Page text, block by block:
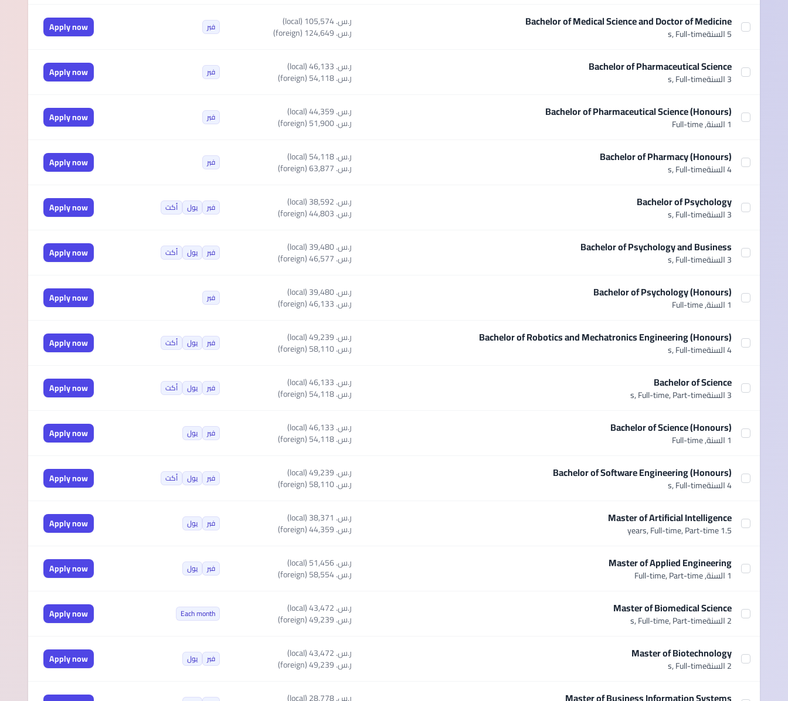
Select course Bachelor of Medical Science and Doctor of Medicine
Bachelor of Medical Science and Doctor of Medicine
5 السنةs, Full-time
ر.س.‏ 105,574 (local)
ر.س.‏ 124,649 (foreign) فبر Apply now
Select course Bachelor of Pharmaceutical Science
Bachelor of Pharmaceutical Science
3 السنةs, Full-time
ر.س.‏ 46,133 (local)
ر.س.‏ 54,118 (foreign) فبر Apply now
Select course Bachelor of Pharmaceutical Science (Honours)
Bachelor of Pharmaceutical Science (Honours)
1 السنة, Full-time
ر.س.‏ 44,359 (local)
ر.س.‏ 51,900 (foreign) فبر Apply now
Select course Bachelor of Pharmacy (Honours)
Bachelor of Pharmacy (Honours)
4 السنةs, Full-time
ر.س.‏ 54,118 (local)
ر.س.‏ 63,877 (foreign) فبر Apply now
Select course Bachelor of Psychology
Bachelor of Psychology
3 السنةs, Full-time
ر.س.‏ 38,592 (local)
ر.س.‏ 44,803 (foreign) فبر يول أكت Apply now
Select course Bachelor of Psychology and Business
Bachelor of Psychology and Business
3 السنةs, Full-time
ر.س.‏ 39,480 (local)
ر.س.‏ 46,577 (foreign) فبر يول أكت Apply now
Select course Bachelor of Psychology (Honours)
Bachelor of Psychology (Honours)
1 السنة, Full-time
ر.س.‏ 39,480 (local)
ر.س.‏ 46,133 (foreign) فبر Apply now
Select course Bachelor of Robotics and Mechatronics Engineering (Honours)
Bachelor of Robotics and Mechatronics Engineering (Honours)
4 السنةs, Full-time
ر.س.‏ 49,239 (local)
ر.س.‏ 58,110 (foreign) فبر يول أكت Apply now
Select course Bachelor of Science
Bachelor of Science
3 السنةs, Full-time, Part-time
ر.س.‏ 46,133 (local)
ر.س.‏ 54,118 (foreign) فبر يول أكت Apply now
Select course Bachelor of Science (Honours)
Bachelor of Science (Honours)
1 السنة, Full-time
ر.س.‏ 46,133 (local)
ر.س.‏ 54,118 (foreign) فبر يول Apply now
Select course Bachelor of Software Engineering (Honours)
Bachelor of Software Engineering (Honours)
4 السنةs, Full-time
ر.س.‏ 49,239 (local)
ر.س.‏ 58,110 (foreign) فبر يول أكت Apply now
Select course Master of Artificial Intelligence
Master of Artificial Intelligence
1.5 years,
Full-time, Part-time
ر.س.‏ 38,371 (local)
ر.س.‏ 44,359 (foreign) فبر يول Apply now
Select course Master of Applied Engineering
Master of Applied Engineering
1 السنة, Full-time, Part-time
ر.س.‏ 51,456 (local)
ر.س.‏ 58,554 (foreign) فبر يول Apply now
Select course Master of Biomedical Science
Master of Biomedical Science
2 السنةs, Full-time, Part-time
ر.س.‏ 43,472 (local)
ر.س.‏ 49,239 (foreign) Each month
Apply now
Select course Master of Biotechnology
Master of Biotechnology
2 السنةs, Full-time
ر.س.‏ 43,472 (local)
ر.س.‏ 49,239 (foreign) فبر يول Apply now